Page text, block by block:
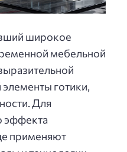
широкое
мебельной
готики,
Для
эффекта
применяют